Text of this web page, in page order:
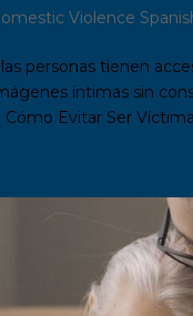
Violence
personas tienen
íntimas sin
Evitar Ser